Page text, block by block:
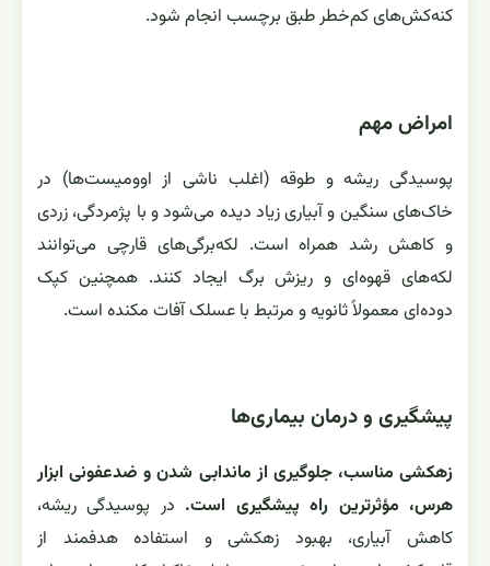
کنه‌کش‌های کم‌خطر طبق برچسب انجام شود.
امراض مهم
پوسیدگی ریشه و طوقه (اغلب ناشی از اوومیست‌ها) در
خاک‌های سنگین و آبیاری زیاد دیده می‌شود و با پژمردگی، زردی
و کاهش رشد همراه است. لکه‌برگی‌های قارچی می‌توانند
لکه‌های قهوه‌ای و ریزش برگ ایجاد کنند. همچنین کپک
دوده‌ای معمولاً ثانویه و مرتبط با عسلک آفات مکنده است.
پیشگیری و درمان بیماری‌ها
زهکشی مناسب، جلوگیری از ماندابی شدن و ضدعفونی ابزار
هرس، مؤثرترین راه پیشگیری است. در پوسیدگی ریشه،
کاهش آبیاری، بهبود زهکشی و استفاده هدفمند از